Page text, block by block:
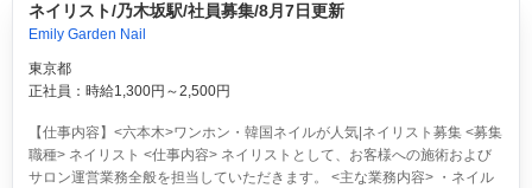
ネイリスト/乃木坂駅/社員募集/8月7日更新
Emily Garden Nail
東京都
正社員：時給1,300円～2,500円
【仕事内容】<六本木>ワンホン・韓国ネイルが人気|ネイリスト募集 <募集
職種> ネイリスト <仕事内容> ネイリストとして、お客様への施術および
サロン運営業務全般を担当していただきます。 <主な業務内容> ・ネイル